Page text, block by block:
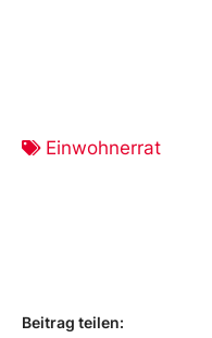
Einwohnerrat
Beitrag teilen: